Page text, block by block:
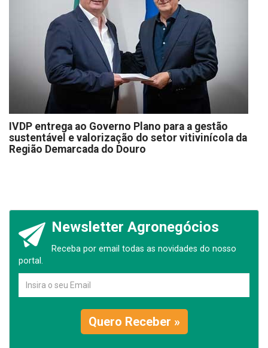
IVDP entrega ao Governo Plano para a gestão
sustentável e valorização do setor vitivinícola da
Região Demarcada do Douro
Newsletter Agronegócios
Receba por email todas as novidades do nosso
portal.
Quero Receber »